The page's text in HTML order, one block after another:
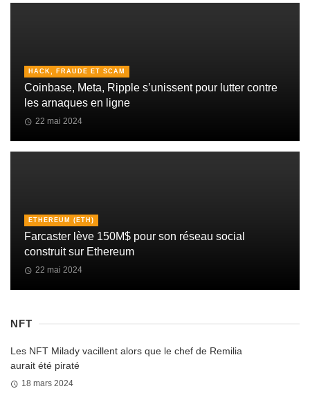
HACK, FRAUDE ET SCAM
Coinbase, Meta, Ripple s’unissent pour lutter contre
les arnaques en ligne
22 mai 2024
ETHEREUM (ETH)
Farcaster lève 150M$ pour son réseau social
construit sur Ethereum
22 mai 2024
NFT
Les NFT Milady vacillent alors que le chef de Remilia
aurait été piraté
18 mars 2024